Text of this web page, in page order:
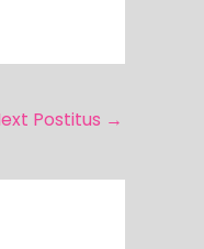
Postitus →